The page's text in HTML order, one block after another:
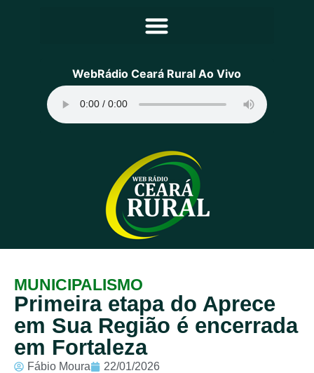
Principal
Programação
Equipe
Contato
Sobre
WebRádio Ceará Rural Ao Vivo
MUNICIPALISMO
Primeira etapa do Aprece
em Sua Região é encerrada
em Fortaleza
Fábio Moura 22/01/2026